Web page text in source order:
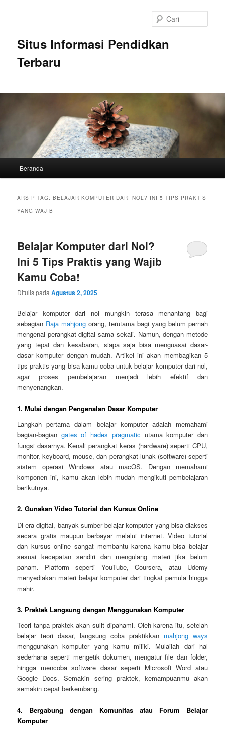
Situs Informasi Pendidkan
Terbaru
Beranda
ARSIP TAG:BELAJAR KOMPUTER DARI NOL? INI 5 TIPS PRAKTIS
YANG WAJIB
Belajar Komputer dari Nol?
Ini 5 Tips Praktis yang Wajib
Kamu Coba!
Ditulis padaAgustus 2, 2025
Belajar komputer dari nol mungkin terasa menantang bagi
sebagian Raja mahjong orang, terutama bagi yang belum pernah
mengenal perangkat digital sama sekali. Namun, dengan metode
yang tepat dan kesabaran, siapa saja bisa menguasai dasar-
dasar komputer dengan mudah. Artikel ini akan membagikan 5
tips praktis yang bisa kamu coba untuk belajar komputer dari nol,
agar proses pembelajaran menjadi lebih efektif dan
menyenangkan.
1. Mulai dengan Pengenalan Dasar Komputer
Langkah pertama dalam belajar komputer adalah memahami
bagian-bagian gates of hades pragmatic utama komputer dan
fungsi dasarnya. Kenali perangkat keras (hardware) seperti CPU,
monitor, keyboard, mouse, dan perangkat lunak (software) seperti
sistem operasi Windows atau macOS. Dengan memahami
komponen ini, kamu akan lebih mudah mengikuti pembelajaran
berikutnya.
2. Gunakan Video Tutorial dan Kursus Online
Di era digital, banyak sumber belajar komputer yang bisa diakses
secara gratis maupun berbayar melalui internet. Video tutorial
dan kursus online sangat membantu karena kamu bisa belajar
sesuai kecepatan sendiri dan mengulang materi jika belum
paham. Platform seperti YouTube, Coursera, atau Udemy
menyediakan materi belajar komputer dari tingkat pemula hingga
mahir.
3. Praktek Langsung dengan Menggunakan Komputer
Teori tanpa praktek akan sulit dipahami. Oleh karena itu, setelah
belajar teori dasar, langsung coba praktikkan mahjong ways
menggunakan komputer yang kamu miliki. Mulailah dari hal
sederhana seperti mengetik dokumen, mengatur file dan folder,
hingga mencoba software dasar seperti Microsoft Word atau
Google Docs. Semakin sering praktek, kemampuanmu akan
semakin cepat berkembang.
4. Bergabung dengan Komunitas atau Forum Belajar
Komputer